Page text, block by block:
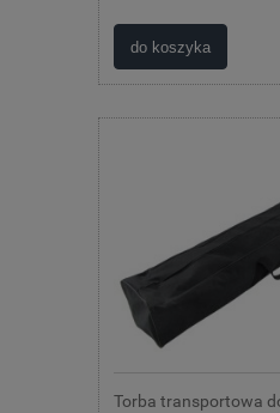
do koszyka
Torba transportowa